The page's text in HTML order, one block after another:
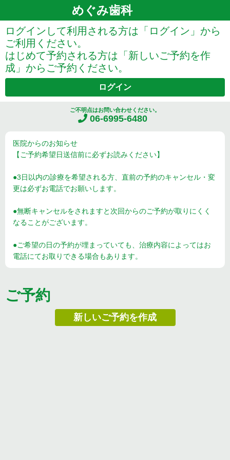
めぐみ歯科
ご不明点はお問い合わせください。
06-6995-6480
ログインして利用される方は「ログイン」から
ご利用ください。
はじめて予約される方は「新しいご予約を作
成」からご予約ください。
ログイン
医院からのお知らせ
【ご予約希望日送信前に必ずお読みください】
●3日以内の診療を希望される方、直前の予約のキャンセル・変
更は必ずお電話でお願いします。
●無断キャンセルをされますと次回からのご予約が取りにくく
なることがございます。
●ご希望の日の予約が埋まっていても、治療内容によってはお
電話にてお取りできる場合もあります。
ご予約